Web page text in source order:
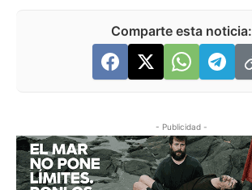
Comparte esta noticia:
- Publicidad -